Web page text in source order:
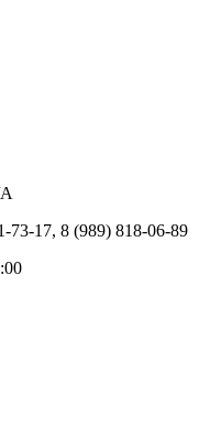
73-17, 8 (989) 818-06-89